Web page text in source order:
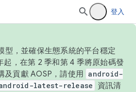
登入
型，並確保生態系統的平台穩定
，在第 2 季和第 4 季將原始碼發
及貢獻 AOSP，請使用 android-
latest-release
資訊清